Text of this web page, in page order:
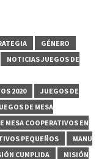
GÉNERO
NOTICIAS JUEGOS DE
2020
JUEGOS DE
DE MESA
MESA COOPERATIVOS EN
PEQUEÑOS
MANU
CUMPLIDA
MISIÓN